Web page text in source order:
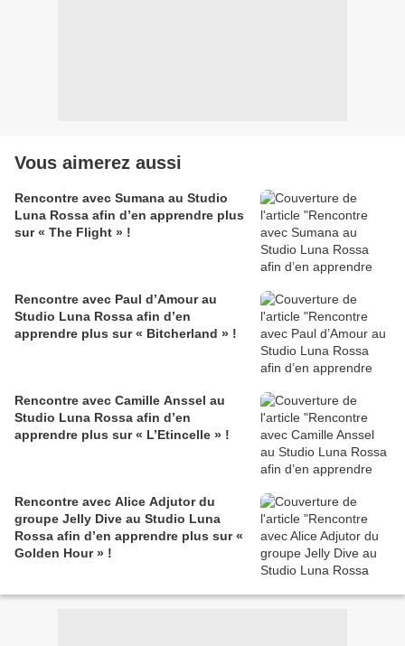
Vous aimerez aussi
Rencontre avec Sumana au Studio
Luna Rossa afin d’en apprendre plus
sur « The Flight » !
Rencontre avec Paul d’Amour au
Studio Luna Rossa afin d’en
apprendre plus sur « Bitcherland » !
Rencontre avec Camille Anssel au
Studio Luna Rossa afin d’en
apprendre plus sur « L’Etincelle » !
Rencontre avec Alice Adjutor du
groupe Jelly Dive au Studio Luna
Rossa afin d’en apprendre plus sur «
Golden Hour » !